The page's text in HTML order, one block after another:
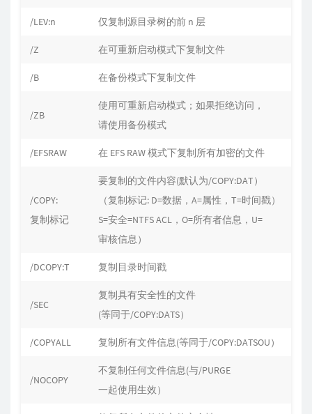
/LEV:n 仅复制源目录树的前 n 层
/Z 在可重新启动模式下复制文件
/B 在备份模式下复制文件
/ZB
使用可重新启动模式；如果拒绝访问，
请使用备份模式
/EFSRAW 在 EFS RAW 模式下复制所有加密的文件
/COPY:
复制标记
要复制的文件内容(默认为/COPY:DAT）
（复制标记: D=数据，A=属性，T=时间戳）
S=安全=NTFS ACL，O=所有者信息，U=
审核信息）
/DCOPY:T 复制目录时间戳
/SEC
复制具有安全性的文件
(等同于/COPY:DATS）
/COPYALL 复制所有文件信息(等同于/COPY:DATSOU）
/NOCOPY
不复制任何文件信息(与/PURGE
一起使用生效）